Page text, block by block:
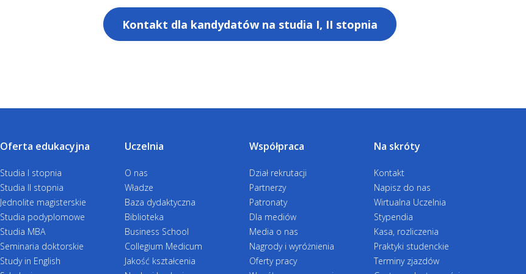
Psychologia zdrowia i choroby - dla osób posiadających wyższe
wykształcenie
Więcej informacji
Kadry i płace w praktyce - studia II stopnia Więcej informacji
Strategiczne przywództwo i zarządzanie ESG Więcej informacji
Zarządzanie bezpieczeństwem i higieną pracy - studia II stopnia Więcej informacji
Zarządzanie kapitałem ludzkim
Zarządzanie projektami biznesowymi, publicznymi i społecznymi Więcej informacji
Kontakt dla kandydatów na studia I, II stopnia
Oferta edukacyjna
Studia I stopnia
Studia II stopnia
Jednolite magisterskie
Studia podyplomowe
Studia MBA
Seminaria doktorskie
Study in English
Uczelnia
O nas
Władze
Baza dydaktyczna
Biblioteka
Business School
Collegium Medicum
Jakość kształcenia
Współpraca
Dział rekrutacji
Partnerzy
Patronaty
Dla mediów
Media o nas
Nagrody i wyróżnienia
Oferty pracy
Na skróty
Kontakt
Napisz do nas
Wirtualna Uczelnia
Stypendia
Kasa, rozliczenia
Praktyki studenckie
Terminy zjazdów